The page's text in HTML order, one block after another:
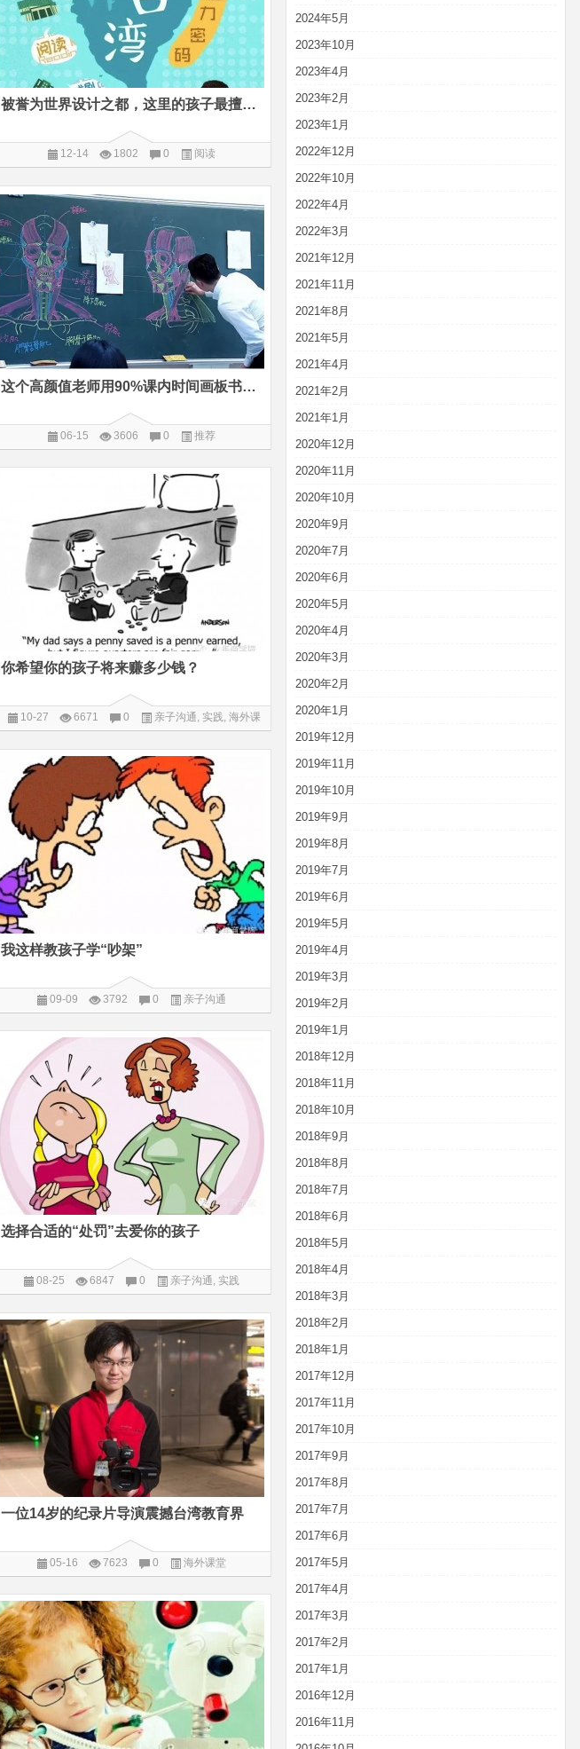
2024年5月
2023年10月
2023年4月
2023年2月
2023年1月
2022年12月
2022年10月
2022年4月
2022年3月
2021年12月
2021年11月
2021年8月
2021年5月
2021年4月
2021年2月
2021年1月
2020年12月
2020年11月
2020年10月
2020年9月
2020年7月
2020年6月
2020年5月
2020年4月
2020年3月
2020年2月
2020年1月
2019年12月
2019年11月
2019年10月
2019年9月
2019年8月
2019年7月
2019年6月
2019年5月
2019年4月
2019年3月
2019年2月
2019年1月
2018年12月
2018年11月
2018年10月
2018年9月
2018年8月
2018年7月
2018年6月
2018年5月
2018年4月
2018年3月
2018年2月
2018年1月
2017年12月
2017年11月
2017年10月
2017年9月
2017年8月
2017年7月
2017年6月
2017年5月
2017年4月
2017年3月
2017年2月
2017年1月
2016年12月
2016年11月
被誉为世界设计之都，这里的孩子最擅长在小日子里做大创新
12-14 1802 0 阅读
这个高颜值老师用90%课内时间画板书，有些“笨方法”不该被淘汰
06-15 3606 0 推荐
你希望你的孩子将来赚多少钱？
10-27 6671 0 亲子沟通, 实践, 海外课
我这样教孩子学“吵架”
09-09 3792 0 亲子沟通
选择合适的“处罚”去爱你的孩子
08-25 6847 0 亲子沟通, 实践
一位14岁的纪录片导演震撼台湾教育界
05-16 7623 0 海外课堂